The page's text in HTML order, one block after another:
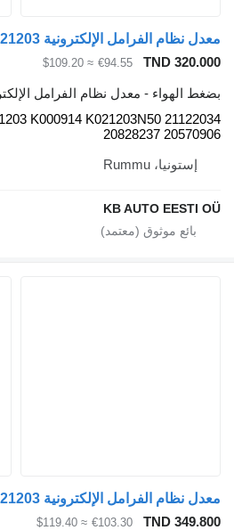
TND
€94.55
≈ $109.20
الهواء - معدل نظام الفرامل الإلكترونية
K021203 K000914 K021203N50
20828237
إستونيا، Rummu
KB AUTO EESTI
TND
€103.30
≈ $119.40